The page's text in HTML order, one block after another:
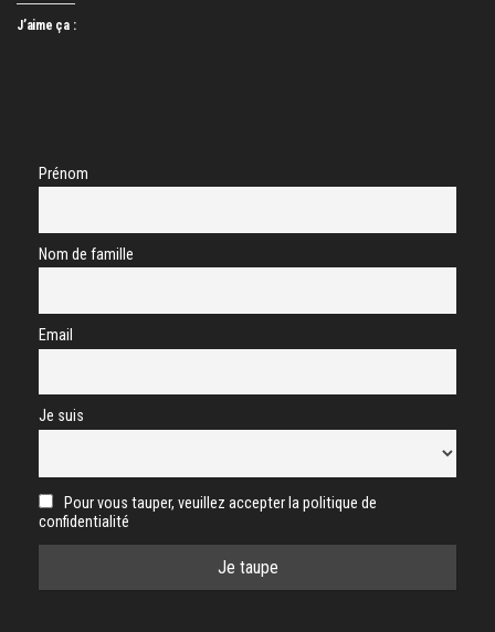
J’aime ça :
Prénom
Nom de famille
Email
Je suis
Pour vous tauper, veuillez accepter la politique de
confidentialité